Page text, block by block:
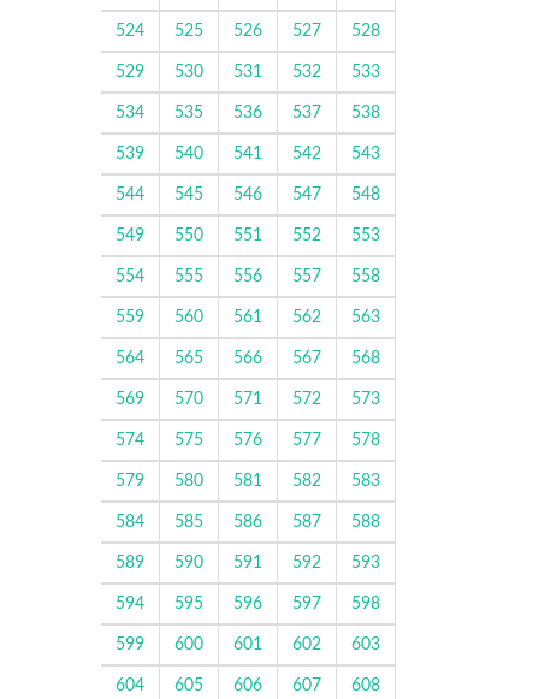
524 525 526 527 528
529 530 531 532 533
534 535 536 537 538
539 540 541 542 543
544 545 546 547 548
549 550 551 552 553
554 555 556 557 558
559 560 561 562 563
564 565 566 567 568
569 570 571 572 573
574 575 576 577 578
579 580 581 582 583
584 585 586 587 588
589 590 591 592 593
594 595 596 597 598
599 600 601 602 603
604 605 606 607 608